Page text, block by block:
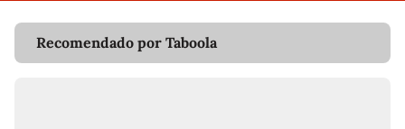
Recomendado por Taboola